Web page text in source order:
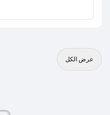
عرض الكل